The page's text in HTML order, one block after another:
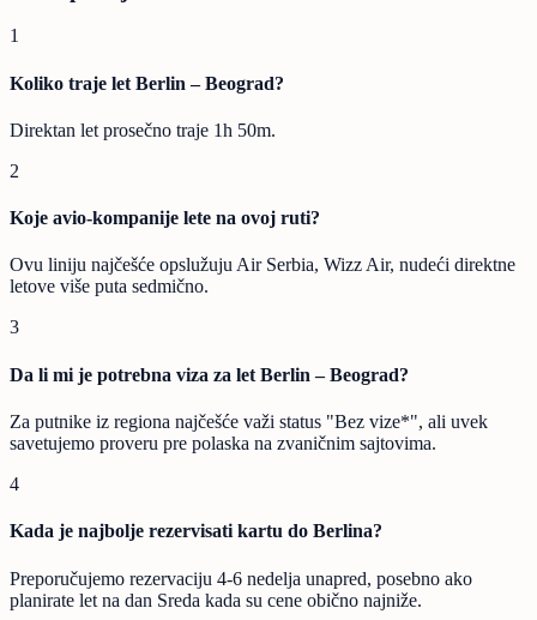
1
Koliko traje let Berlin – Beograd?
Direktan let prosečno traje 1h 50m.
2
Koje avio-kompanije lete na ovoj ruti?
Ovu liniju najčešće opslužuju Air Serbia, Wizz Air, nudeći direktne
letove više puta sedmično.
3
Da li mi je potrebna viza za let Berlin – Beograd?
Za putnike iz regiona najčešće važi status "Bez vize*", ali uvek
savetujemo proveru pre polaska na zvaničnim sajtovima.
4
Kada je najbolje rezervisati kartu do Berlina?
Preporučujemo rezervaciju 4-6 nedelja unapred, posebno ako
planirate let na dan Sreda kada su cene obično najniže.